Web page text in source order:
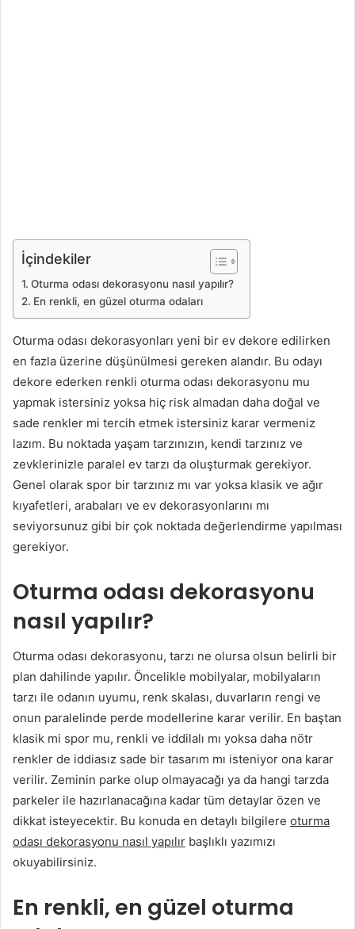
İçindekiler
Oturma odası dekorasyonu nasıl yapılır?
En renkli, en güzel oturma odaları
Oturma odası dekorasyonları yeni bir ev dekore edilirken
en fazla üzerine düşünülmesi gereken alandır. Bu odayı
dekore ederken renkli oturma odası dekorasyonu mu
yapmak istersiniz yoksa hiç risk almadan daha doğal ve
sade renkler mi tercih etmek istersiniz karar vermeniz
lazım. Bu noktada yaşam tarzınızın, kendi tarzınız ve
zevklerinizle paralel ev tarzı da oluşturmak gerekiyor.
Genel olarak spor bir tarzınız mı var yoksa klasik ve ağır
kıyafetleri, arabaları ve ev dekorasyonlarını mı
seviyorsunuz gibi bir çok noktada değerlendirme yapılması
gerekiyor.
Oturma odası dekorasyonu
nasıl yapılır?
Oturma odası dekorasyonu, tarzı ne olursa olsun belirli bir
plan dahilinde yapılır. Öncelikle mobilyalar, mobilyaların
tarzı ile odanın uyumu, renk skalası, duvarların rengi ve
onun paralelinde perde modellerine karar verilir. En baştan
klasik mi spor mu, renkli ve iddilalı mı yoksa daha nötr
renkler de iddiasız sade bir tasarım mı isteniyor ona karar
verilir. Zeminin parke olup olmayacağı ya da hangi tarzda
parkeler ile hazırlanacağına kadar tüm detaylar özen ve
dikkat isteyecektir. Bu konuda en detaylı bilgilere oturma
odası dekorasyonu nasıl yapılır başlıklı yazımızı
okuyabilirsiniz.
En renkli, en güzel oturma